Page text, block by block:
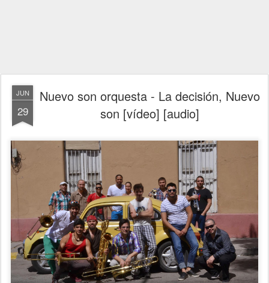
JUN
29
Nuevo son orquesta - La decisión, Nuevo
son [vídeo] [audio]